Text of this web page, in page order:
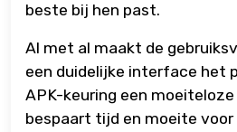
beste bij hen past.
Al met al maakt de
een duidelijke interface het
APK-keuring een
bespaart tijd en moeite